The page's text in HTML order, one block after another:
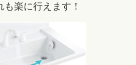
も楽に行えます！